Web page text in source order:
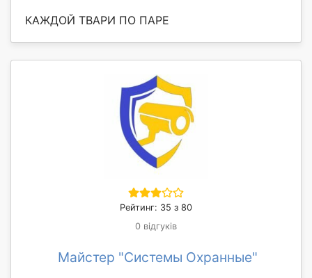
КАЖДОЙ ТВАРИ ПО ПАРЕ
Рейтинг: 35 з 80
0 відгуків
Майстер "Системы Охранные"